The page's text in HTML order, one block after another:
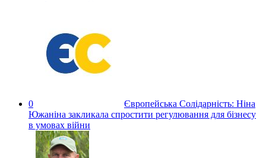
0 Європейська Солідарність: Ніна
Южаніна закликала спростити регулювання для бізнесу
в умовах війни